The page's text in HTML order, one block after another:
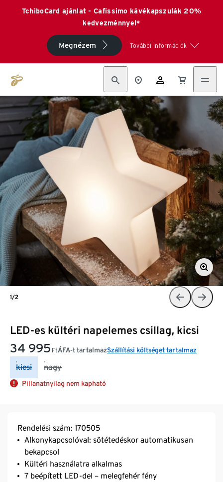
TchiboCard ajánlat - Cafissimo kávékapszulák 20%
kedvezménnyel*
Megnézem További információk
LED-es kültéri napelemes csillag, kicsi
34 995 FtÁFA-t tartalmazSzállítási költséget tartalmaz
kicsi nagy
Pillanatnyilag nem kapható
1/2
Rendelési szám: 170505
Alkonykapcsolóval: sötétedéskor automatikusan
bekapcsol
Kültéri használatra alkalmas
7 beépített LED-del – melegfehér fény